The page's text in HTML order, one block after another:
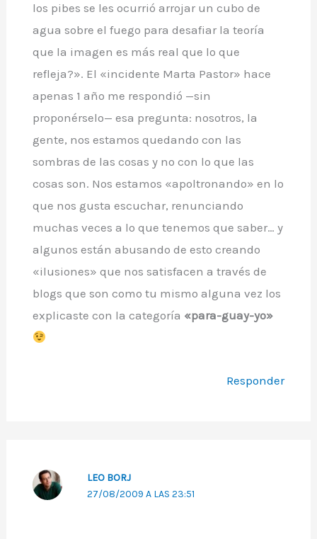
los pibes se les ocurrió arrojar un cubo de
agua sobre el fuego para desafiar la teoría
que la imagen es más real que lo que
refleja?». El «incidente Marta Pastor» hace
apenas 1 año me respondió —sin
proponérselo— esa pregunta: nosotros, la
gente, nos estamos quedando con las
sombras de las cosas y no con lo que las
cosas son. Nos estamos «apoltronando» en lo
que nos gusta escuchar, renunciando
muchas veces a lo que tenemos que saber… y
algunos están abusando de esto creando
«ilusiones» que nos satisfacen a través de
blogs que son como tu mismo alguna vez los
explicaste con la categoría «para-guay-yo»
Responder
LEO BORJ
27/08/2009 A LAS 23:51